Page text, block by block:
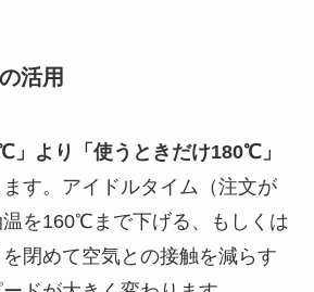
活用
」より「使うときだけ180℃」
ます。アイドルタイム（注文が
を160℃まで下げる、もしくは
閉めて空気との接触を減らす